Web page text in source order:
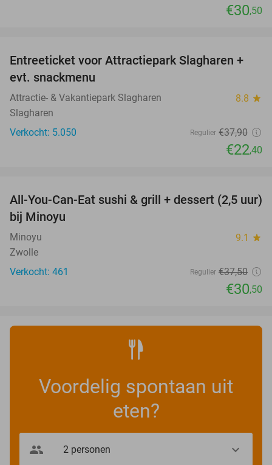
€30,50
41%
Entreeticket voor Attractiepark Slagharen +
evt. snackmenu
Attractie- & Vakantiepark Slagharen 8.8 star
Slagharen
Verkocht: 5.050
Regulier €37,90
€22,40
19%
All-You-Can-Eat sushi & grill + dessert (2,5 uur)
bij Minoyu
Minoyu 9.1 star
Zwolle
Verkocht: 461
Regulier €37,50
€30,50
Voordelig spontaan uit
eten?